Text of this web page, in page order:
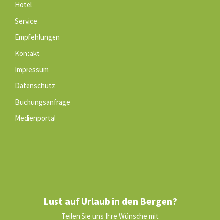
Hotel
Service
Empfehlungen
Kontakt
Impressum
Datenschutz
Buchungsanfrage
Medienportal
Lust auf Urlaub in den Bergen?
Teilen Sie uns Ihre Wünsche mit